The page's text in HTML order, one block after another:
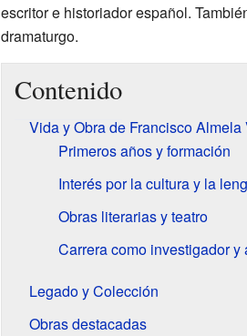
escritor e historiador español.
dramaturgo.
Contenido
Vida y Obra de Francisco Almela
Primeros años y formación
Interés por la cultura y la
Obras literarias y teatro
Carrera como investigador y
Legado y Colección
Obras destacadas